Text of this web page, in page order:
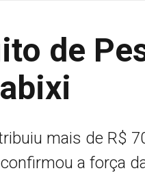
de
mais de R$
a força